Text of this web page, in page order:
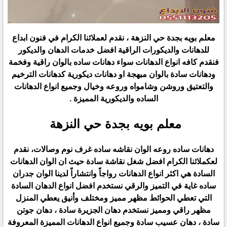
معلم بويه بجدة حي النزهة ، نقدم لعملائنا الكرام في فنون ابداع
للدهانات والديكورات الراقية افضل خدمات الدهان والديكور
فنقدم كافه انواع الدهانات سواء دهانات ساده بالوان راقية وفخمة
ودهانات سادة بالوان مبهجة او دهانات ديكورية كدهانات الترخيم
والتعتيق وروشن وشامواه وروعه وخيال وجميع انواع الدهانات
الساده والديكورية المميزة .
معلم بويه بجدة حي النزهة
دهانات ساده روعه الوان نقاشه ساده غرف نوم وصالات، نقدم
لعكملائنا الكرام افضل شغل نقاشة سادة حيث ان الوان الدهانات
السادة هي اكثر انواع الدهانات رواجاً وانتشاراً لدينا الوان جدران
ساده غاية في التميز والرقي نستخدم افضل انواع الدهان السادة
التي تعطي الحوائط مظهر مميز ومختلف وأنيق يعطي المنزل
مظهر راقي ومميز نستخدم دهان الجزيرة سادة ، دهان جوتن
سادة ، دهان عسيب سادة وجميع انواع الدهانات المميزة المعروفة